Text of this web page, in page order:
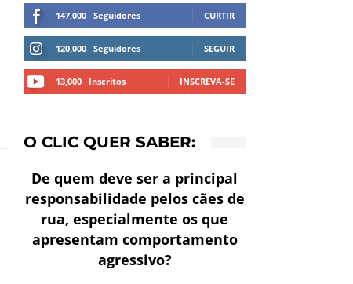
147,000 Seguidores CURTIR
120,000 Seguidores SEGUIR
13,000 Inscritos INSCREVA-SE
O CLIC QUER SABER:
De quem deve ser a principal
responsabilidade pelos cães de
rua, especialmente os que
apresentam comportamento
agressivo?